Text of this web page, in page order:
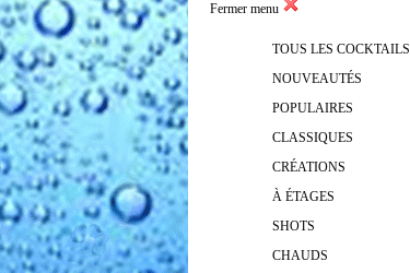
Fermer menu
TOUS LES COCKTAILS
NOUVEAUTÉS
POPULAIRES
CLASSIQUES
CRÉATIONS
À ÉTAGES
SHOTS
CHAUDS